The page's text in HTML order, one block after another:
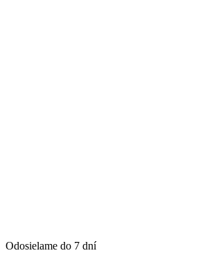
Odosielame do 7 dní